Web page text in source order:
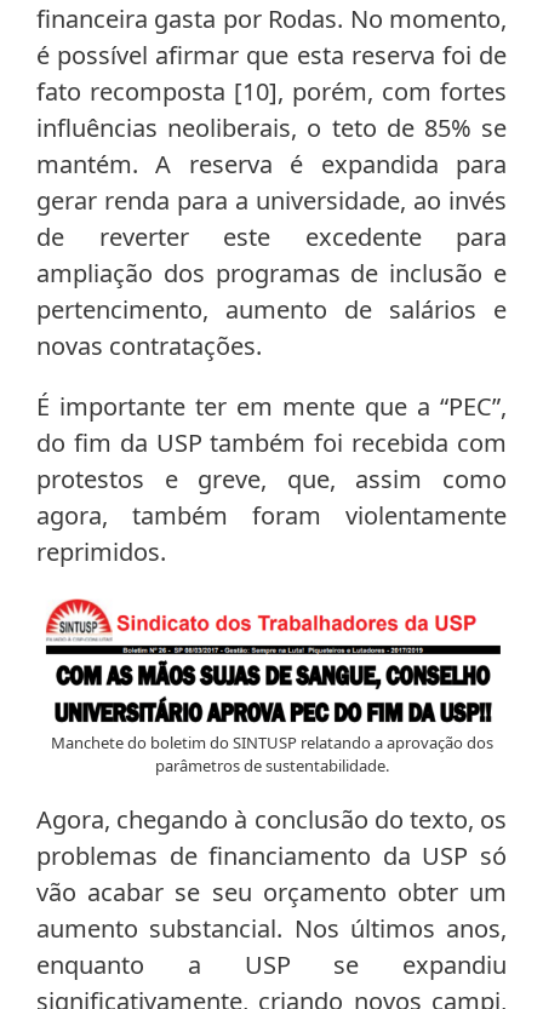
financeira gasta por Rodas. No momento,
é possível afirmar que esta reserva foi de
fato recomposta [10], porém, com fortes
influências neoliberais, o teto de 85% se
mantém. A reserva é expandida para
gerar renda para a universidade, ao invés
de reverter este excedente para
ampliação dos programas de inclusão e
pertencimento, aumento de salários e
novas contratações.
É importante ter em mente que a “PEC”,
do fim da USP também foi recebida com
protestos e greve, que, assim como
agora, também foram violentamente
reprimidos.
Manchete do boletim do SINTUSP relatando a aprovação dos
parâmetros de sustentabilidade.
Agora, chegando à conclusão do texto, os
problemas de financiamento da USP só
vão acabar se seu orçamento obter um
aumento substancial. Nos últimos anos,
enquanto a USP se expandiu
significativamente, criando novos campi,